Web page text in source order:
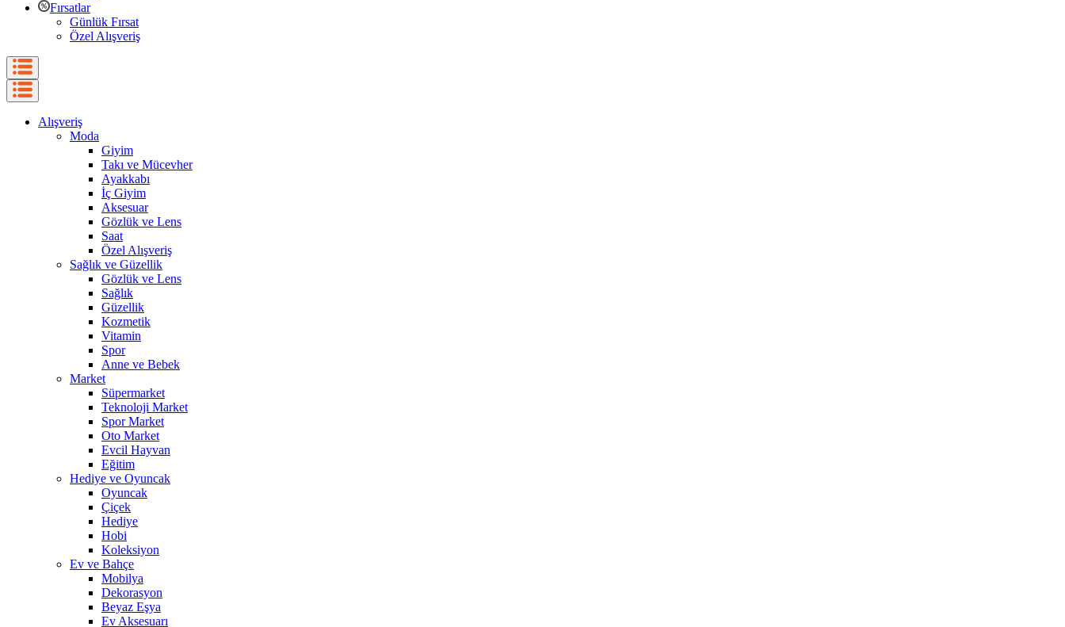
Fırsatlar
Günlük Fırsat
Özel Alışveriş
Alışveriş
Moda
Giyim
Takı ve Mücevher
Ayakkabı
İç Giyim
Aksesuar
Gözlük ve Lens
Saat
Özel Alışveriş
Sağlık ve Güzellik
Gözlük ve Lens
Sağlık
Güzellik
Kozmetik
Vitamin
Spor
Anne ve Bebek
Market
Süpermarket
Teknoloji Market
Spor Market
Oto Market
Evcil Hayvan
Eğitim
Hediye ve Oyuncak
Oyuncak
Çiçek
Hediye
Hobi
Koleksiyon
Ev ve Bahçe
Mobilya
Dekorasyon
Beyaz Eşya
Ev Aksesuarı